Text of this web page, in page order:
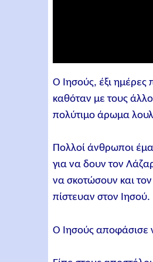
Ο Ιησούς, έξι
καθόταν με τους
πολύτιμο άρωμα
Πολλοί άνθρωποι
για να δουν τον
να σκοτώσουν και
πίστευαν στον Ιησού.
Ο Ιησούς αποφάσισε